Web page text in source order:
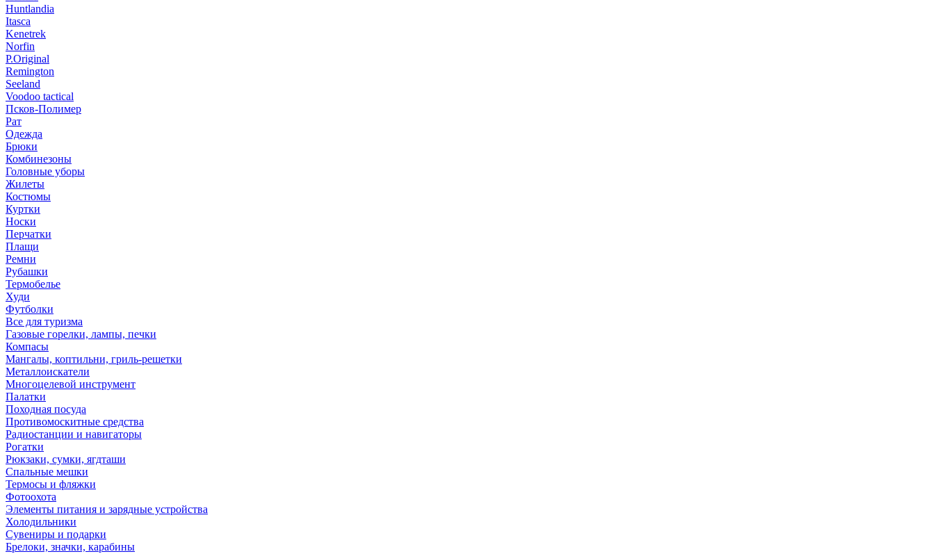
Huntlandia
Itasca
Kenetrek
Norfin
P.Original
Remington
Seeland
Voodoo tactical
Псков-Полимер
Рат
Одежда
Брюки
Комбинезоны
Головные уборы
Жилеты
Костюмы
Куртки
Носки
Перчатки
Плащи
Ремни
Рубашки
Термобелье
Худи
Футболки
Все для туризма
Газовые горелки, лампы, печки
Компасы
Мангалы, коптильни, гриль-решетки
Металлоискатели
Многоцелевой инструмент
Палатки
Походная посуда
Противомоскитные средства
Радиостанции и навигаторы
Рогатки
Рюкзаки, сумки, ягдташи
Спальные мешки
Термосы и фляжки
Фотоохота
Элементы питания и зарядные устройства
Холодильники
Сувениры и подарки
Брелоки, значки, карабины